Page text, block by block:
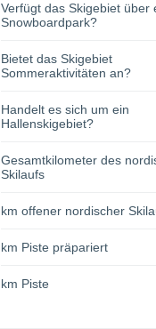
Verfügt das Skigebiet über
Snowboardpark?
Bietet das Skigebiet
Sommeraktivitäten an?
Handelt es sich um ein
Hallenskigebiet?
Gesamtkilometer des
Skilaufs
km offener nordischer
km Piste präpariert
km Piste